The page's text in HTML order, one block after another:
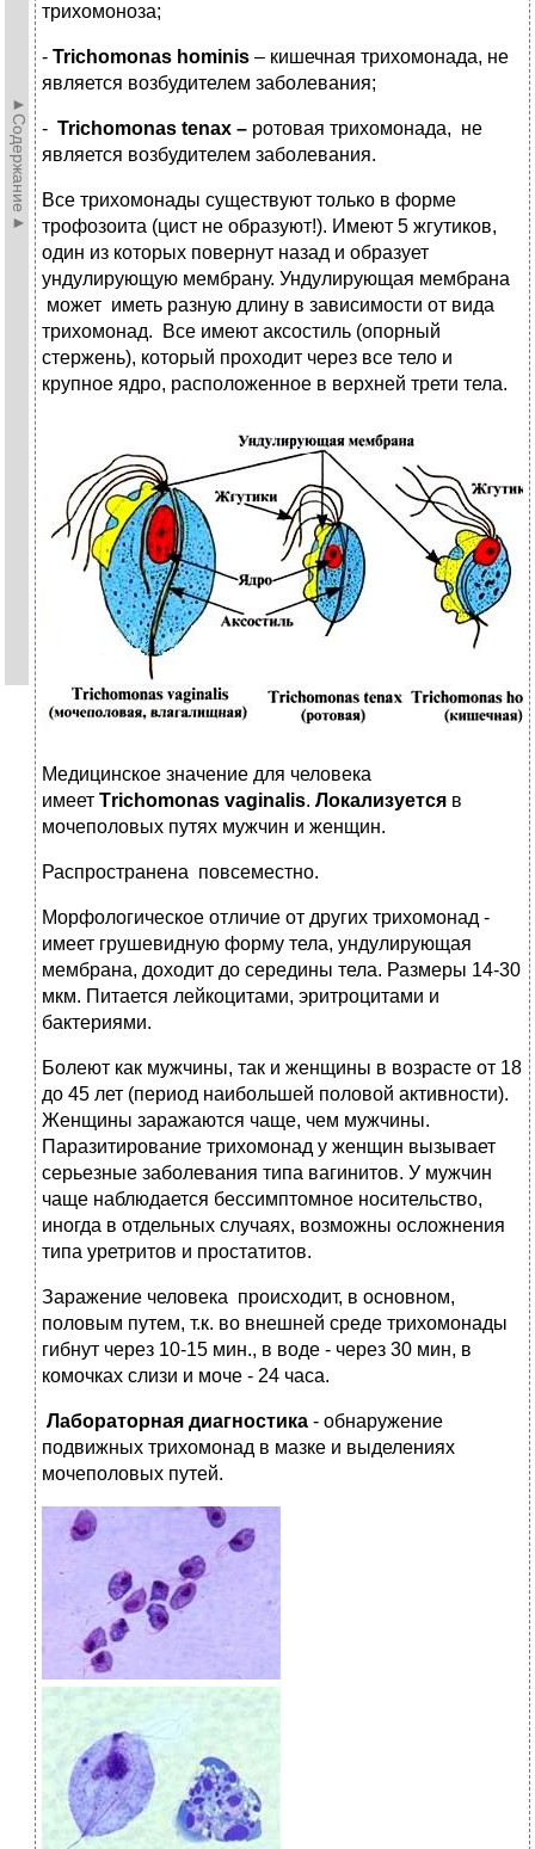
►Содержание►
трихомоноза;
- Trichomonas hominis – кишечная трихомонада, не
является возбудителем заболевания;
- Trichomonas tenax – ротовая трихомонада, не
является возбудителем заболевания.
Все трихомонады существуют только в форме
трофозоита (цист не образуют!). Имеют 5 жгутиков,
один из которых повернут назад и образует
ундулирующую мембрану. Ундулирующая мембрана
может иметь разную длину в зависимости от вида
трихомонад. Все имеют аксостиль (опорный
стержень), который проходит через все тело и
крупное ядро, расположенное в верхней трети тела.
Медицинское значение для человека
имеет Тrichomonas vaginalis. Локализуется в
мочеполовых путях мужчин и женщин.
Распространена повсеместно.
Морфологическое отличие от других трихомонад -
имеет грушевидную форму тела, ундулирующая
мембрана, доходит до середины тела. Размеры 14-30
мкм. Питается лейкоцитами, эритроцитами и
бактериями.
Болеют как мужчины, так и женщины в возрасте от 18
до 45 лет (период наибольшей половой активности).
Женщины заражаются чаще, чем мужчины.
Паразитирование трихомонад у женщин вызывает
серьезные заболевания типа вагинитов. У мужчин
чаще наблюдается бессимптомное носительство,
иногда в отдельных случаях, возможны осложнения
типа уретритов и простатитов.
Заражение человека происходит, в основном,
половым путем, т.к. во внешней среде трихомонады
гибнут через 10-15 мин., в воде - через 30 мин, в
комочках слизи и моче - 24 часа.
Лабораторная диагностика - обнаружение
подвижных трихомонад в мазке и выделениях
мочеполовых путей.